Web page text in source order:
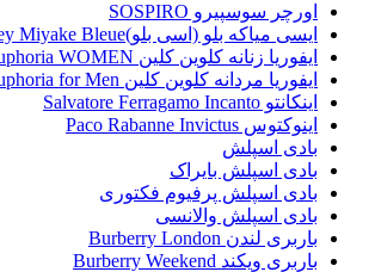
اورچر سوسپیرو SOSPIRO
ایسی میاکه بلو (اسی بلو)Issey Miyake Bleue
ایفوریا زنانه کلوین کلین Calvin Klein Euphoria WOMEN
ایفوریا مردانه کلوین کلین Calvin Klein Euphoria for Men
اینکانتو Salvatore Ferragamo Incanto
اینوکتوس Paco Rabanne Invictus
بادی اسپلش
بادی اسپلش بایراک
بادی اسپلش پرفیوم فکتوری
بادی اسپلش والانسی
باربری لندن Burberry London
باربری ویکند Burberry Weekend